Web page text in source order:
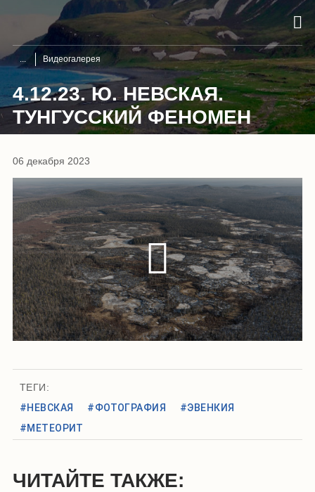
Видеогалерея
4.12.23. Ю. НЕВСКАЯ.
ТУНГУССКИЙ ФЕНОМЕН
06 декабря 2023
ТЕГИ:
#НЕВСКАЯ
#ФОТОГРАФИЯ
#ЭВЕНКИЯ
#МЕТЕОРИТ
ЧИТАЙТЕ ТАКЖЕ: